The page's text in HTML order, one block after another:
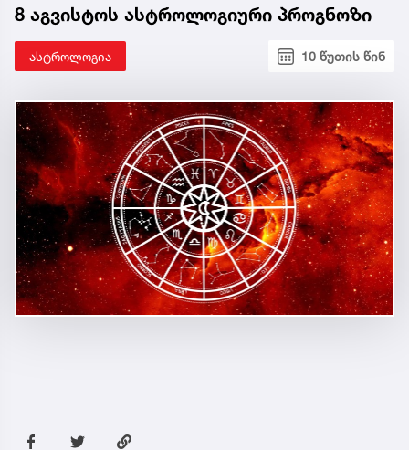
8 აგვისტოს ასტროლოგიური პროგნოზი
ასტროლოგია 10 წუთის წინ